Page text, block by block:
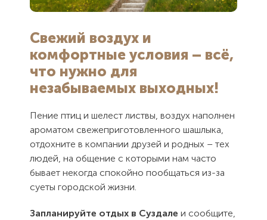
соглашением
Отправить
соглашением
Отправить
Свежий воздух и
комфортные условия – всё,
что нужно для
незабываемых выходных!
Пение птиц и шелест листвы, воздух наполнен
ароматом свежеприготовленного шашлыка,
отдохните в компании друзей и родных – тех
людей, на общение с которыми нам часто
бывает некогда спокойно пообщаться из-за
суеты городской жизни.
Запланируйте отдых в Суздале и сообщите,